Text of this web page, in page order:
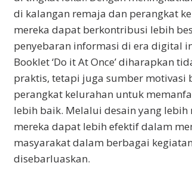
di kalangan remaja dan perangkat
mereka dapat berkontribusi lebih
penyebaran informasi di era digital
Booklet ‘Do it At Once’ diharapkan
praktis, tetapi juga sumber motivasi
perangkat kelurahan untuk
lebih baik. Melalui desain yang
mereka dapat lebih efektif dalam
masyarakat dalam berbagai
disebarluaskan.